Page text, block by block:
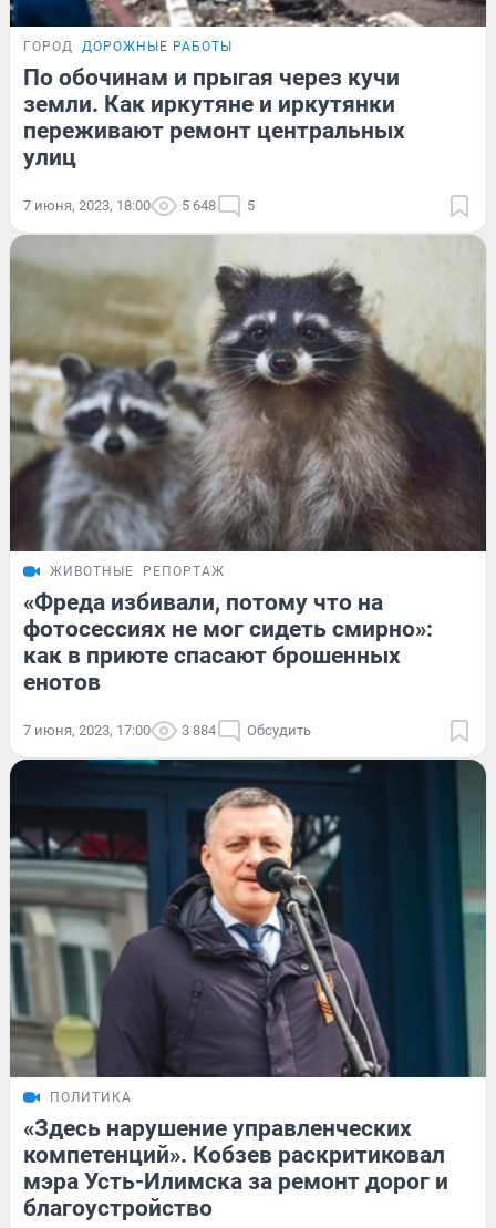
ГОРОД ДОРОЖНЫЕ РАБОТЫ
По обочинам и прыгая через кучи
земли. Как иркутяне и иркутянки
переживают ремонт центральных
улиц
7 июня, 2023, 18:00 5 648 5
ЖИВОТНЫЕ РЕПОРТАЖ
«Фреда избивали, потому что на
фотосессиях не мог сидеть смирно»:
как в приюте спасают брошенных
енотов
7 июня, 2023, 17:00 3 884 Обсудить
ПОЛИТИКА
«Здесь нарушение управленческих
компетенций». Кобзев раскритиковал
мэра Усть-Илимска за ремонт дорог и
благоустройство